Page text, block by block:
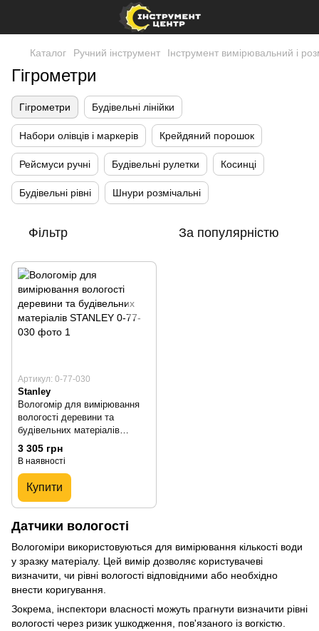
Каталог Ручний інструмент Інструмент вимірювальний і
Гігрометри
Гігрометри Будівельні лінійки
Набори олівців і маркерів Крейдяний порошок
Рейсмуси ручні Будівельні рулетки Косинці
Будівельні рівні Шнури розмічальні
Фільтр За популярністю
Артикул: 0-77-030
Stanley
Вологомір для вимірювання
вологості деревини та
будівельних матеріалів
STANLEY 0-77-030
3 305 грн
В наявності
Купити
Датчики вологості
Вологоміри використовуються для вимірювання кількості води
у зразку матеріалу. Цей вимір дозволяє користувачеві
визначити, чи рівні вологості відповідними або необхідно
внести коригування.
Зокрема, інспектори власності можуть прагнути визначити рівні
вологості через ризик ушкодження, пов'язаного із вогкістю.